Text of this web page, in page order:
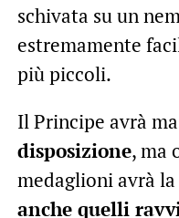
schivata su un
estremamente
più piccoli.
Il Principe avrà
disposizione, ma
medaglioni avrà
anche quelli